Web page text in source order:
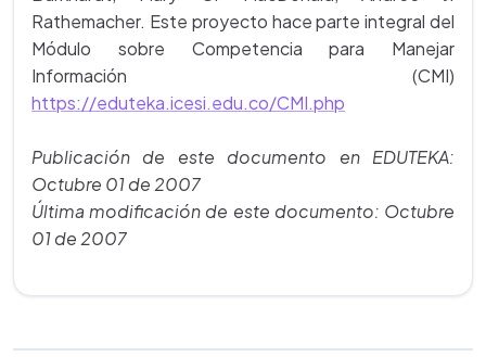
Rathemacher. Este proyecto hace parte integral del
Módulo sobre Competencia para Manejar
Información (CMI)
https://eduteka.icesi.edu.co/CMI.php
Publicación de este documento en EDUTEKA:
Octubre 01 de 2007
Última modificación de este documento: Octubre
01 de 2007